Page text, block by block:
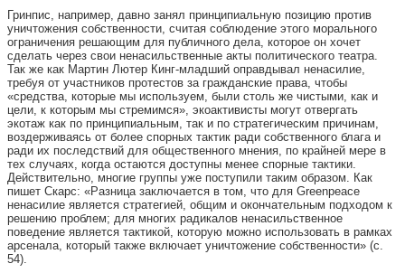
Гринпис, например, давно занял принципиальную позицию против
уничтожения собственности, считая соблюдение этого морального
ограничения решающим для публичного дела, которое он хочет
сделать через свои ненасильственные акты политического театра.
Так же как Мартин Лютер Кинг-младший оправдывал ненасилие,
требуя от участников протестов за гражданские права, чтобы
«средства, которые мы используем, были столь же чистыми, как и
цели, к которым мы стремимся», экоактивисты могут отвергать
экотаж как по принципиальным, так и по стратегическим причинам,
воздерживаясь от более спорных тактик ради собственного блага и
ради их последствий для общественного мнения, по крайней мере в
тех случаях, когда остаются доступны менее спорные тактики.
Действительно, многие группы уже поступили таким образом. Как
пишет Скарс: «Разница заключается в том, что для Greenpeace
ненасилие является стратегией, общим и окончательным подходом к
решению проблем; для многих радикалов ненасильственное
поведение является тактикой, которую можно использовать в рамках
арсенала, который также включает уничтожение собственности» (с.
54).